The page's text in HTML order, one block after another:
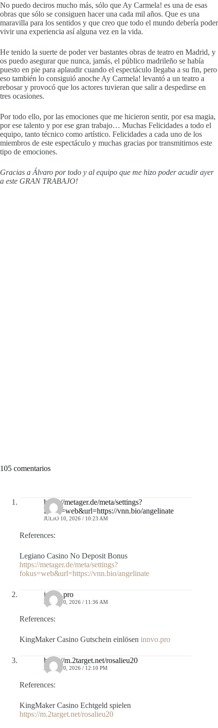
No puedo deciros mucho más, sólo que Ay Carmela! es una de esas
obras que sólo se consiguen hacer una cada mil años. Que es una
maravilla para los sentidos y que creo que todo el mundo debería poder
vivir una experiencia así alguna vez en la vida.
He tenido la suerte de poder ver bastantes obras de teatro en Madrid, y
os puedo asegurar que nunca, jamás, el público madrileño se había
puesto en pie para aplaudir cuando el espectáculo llegaba a su fin, pero
eso también lo consiguió anoche Ay Carmela! levantó a un teatro a
rebosar y provocó que los actores tuvieran que salir a despedirse en
tres ocasiones.
Por todo ello, por las emociones que me hicieron sentir, por esa magia,
por ese talento y por ese gran trabajo… Muchas Felicidades a todo el
equipo, tanto técnico como artístico. Felicidades a cada uno de los
miembros de este espectáculo y muchas gracias por transmitirnos este
tipo de emociones.
Gracias a Álvaro por todo y al equipo que me hizo poder acudir ayer
a este GRAN TRABAJO!
105 comentarios
https://metager.de/meta/settings?
fokus=web&url=https://vnn.bio/angelinate
JULIO 10, 2026 / 10:23 AM
References:
Legiano Casino No Deposit Bonus
https://metager.de/meta/settings?
fokus=web&url=https://vnn.bio/angelinate
innvo.pro
JULIO 10, 2026 / 11:36 AM
References:
KingMaker Casino Gutschein einlösen innvo.pro
https://m.2target.net/rosalieu20
JULIO 10, 2026 / 12:10 PM
References:
KingMaker Casino Echtgeld spielen
https://m.2target.net/rosalieu20